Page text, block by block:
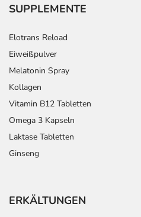
SUPPLEMENTE
Elotrans Reload
Eiweißpulver
Melatonin Spray
Kollagen
Vitamin B12 Tabletten
Omega 3 Kapseln
Laktase Tabletten
Ginseng
ERKÄLTUNGEN